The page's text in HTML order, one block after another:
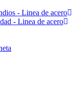
- Linea de acero
- Linea de acero